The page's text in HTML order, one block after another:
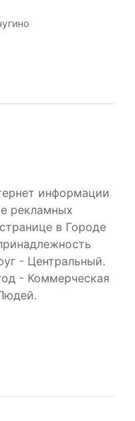
информации
рекламных
в Городе
- Центральный.
- Коммерческая